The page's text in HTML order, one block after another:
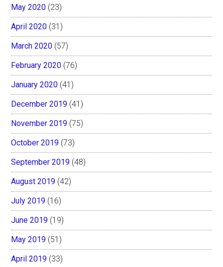
May 2020 (23)
April 2020 (31)
March 2020 (57)
February 2020 (76)
January 2020 (41)
December 2019 (41)
November 2019 (75)
October 2019 (73)
September 2019 (48)
August 2019 (42)
July 2019 (16)
June 2019 (19)
May 2019 (51)
April 2019 (33)